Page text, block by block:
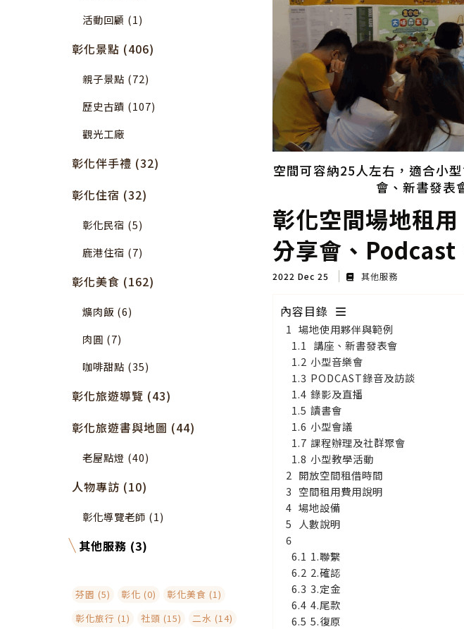
活動回顧 (1)
彰化景點 (406)
親子景點 (72)
歷史古蹟 (107)
觀光工廠
彰化伴手禮 (32)
彰化住宿 (32)
彰化民宿 (5)
鹿港住宿 (7)
彰化美食 (162)
爌肉飯 (6)
肉圓 (7)
咖啡甜點 (35)
彰化旅遊導覽 (43)
彰化旅遊書與地圖 (44)
老屋點燈 (40)
人物專訪 (10)
彰化導覽老師 (1)
其他服務 (3)
芬園 (5) 彰化 (0)
彰化美食 (1)
彰化旅行 (1)
社頭 (15)
二水 (14)
空間可容納25人左右，適合小
會、新書發表
彰化空間場地租
分享會、Podcast
2022 Dec 25 其他服務
內容目錄
場地使用夥伴與範例
講座、新書發表會
小型音樂會
PODCAST錄音及訪談
錄影及直播
讀書會
小型會議
課程辦理及社群聚會
小型教學活動
開放空間租借時間
空間租用費用說明
場地設備
人數說明
1.聯繫
2.確認
3.定金
4.尾款
5.復原